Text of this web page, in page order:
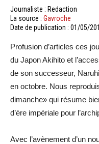
Journaliste : Redaction
La source : Gavroche
Date de publication : 01/05/
Profusion d’articles ces
du Japon Akihito et
de son successeur,
en octobre. Nous
dimanche» qui résume
d’ère impériale pour
Avec l’avènement d’un